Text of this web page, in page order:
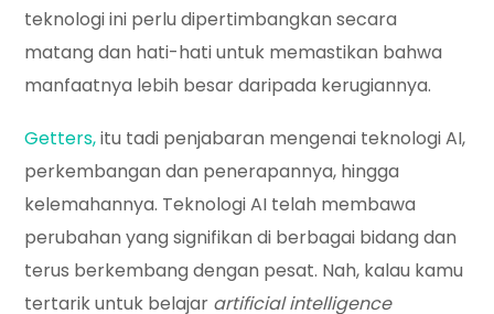
teknologi ini perlu dipertimbangkan secara
matang dan hati-hati untuk memastikan bahwa
manfaatnya lebih besar daripada kerugiannya.
Getters,itu tadi penjabaran mengenai teknologi AI,
perkembangan dan penerapannya, hingga
kelemahannya. Teknologi AI telah membawa
perubahan yang signifikan di berbagai bidang dan
terus berkembang dengan pesat. Nah, kalau kamu
tertarik untuk belajar artificial intelligence